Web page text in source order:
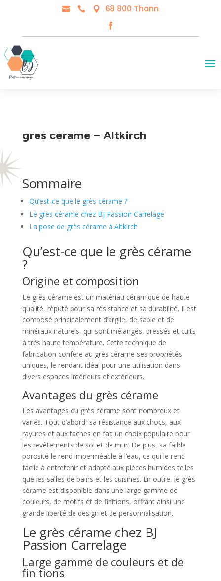
   68 800 Thann
gres cerame – Altkirch
Sommaire
Qu’est-ce que le grès cérame ?
Le grès cérame chez BJ Passion Carrelage
La pose de grès cérame à Altkirch
Qu’est-ce que le grès cérame
?
Origine et composition
Le grès cérame est un matériau céramique de haute
qualité, réputé pour sa résistance et sa durabilité. Il est
composé principalement d’argile, de sable et de
minéraux naturels, qui sont mélangés, pressés et cuits
à très haute température. Cette technique de
fabrication confère au grès cérame ses propriétés
uniques, le rendant idéal pour une utilisation dans
divers espaces intérieurs et extérieurs.
Avantages du grès cérame
Les avantages du grès cérame sont nombreux et
variés. Tout d’abord, sa résistance aux chocs, aux
rayures et aux taches en fait un choix populaire pour
les revêtements de sol et de mur. De plus, sa faible
porosité le rend imperméable à l’eau, ce qui le rend
facile à entretenir et adapté aux pièces humides telles
que les salles de bains et les cuisines. En outre, le grès
cérame est disponible dans une large gamme de
couleurs, de motifs et de finitions, offrant ainsi une
grande liberté de design et de personnalisation.
Le grès cérame chez BJ
Passion Carrelage
Large gamme de couleurs et de
finitions